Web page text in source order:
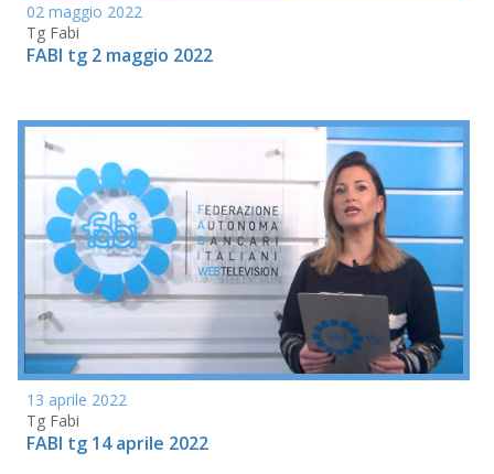
02 maggio 2022
Tg Fabi
FABI tg 2 maggio 2022
13 aprile 2022
Tg Fabi
FABI tg 14 aprile 2022